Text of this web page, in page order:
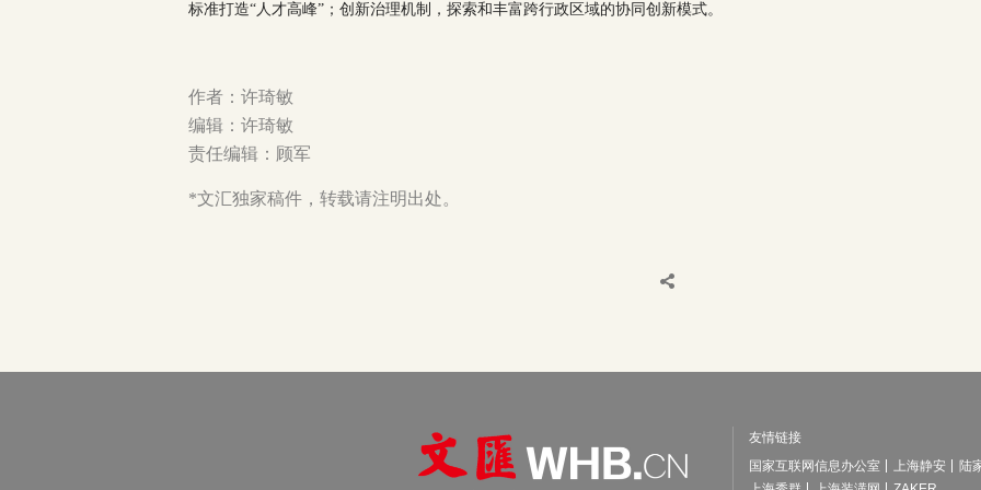
标准打造“人才高峰”；创新治理机制，探索和丰富跨行政区域的协同创新模式。
作者：许琦敏
编辑：许琦敏
责任编辑：顾军
*文汇独家稿件，转载请注明出处。
友情链接
国家互联网信息办公室
上海静安
陆